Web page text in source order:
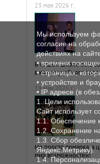
23 мая 2026 г.
В нашей школе есть
в конце учебного
19 мая 2026 г.
Не просто ярмарка, а
мир возможностей!
Мы используем
согласие на
действиях на
• времени
• страницах,
• устройстве и
• IP адресе (в
1. Цели
Сайт использует
1.1. Обеспечение
1.2. Сохранение
1.3. Сбор
Яндекс.Метрику).
1.4.